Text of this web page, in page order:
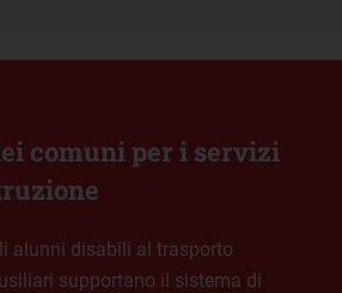
comuni per i servizi
alunni disabili al trasporto
supportano il sistema di